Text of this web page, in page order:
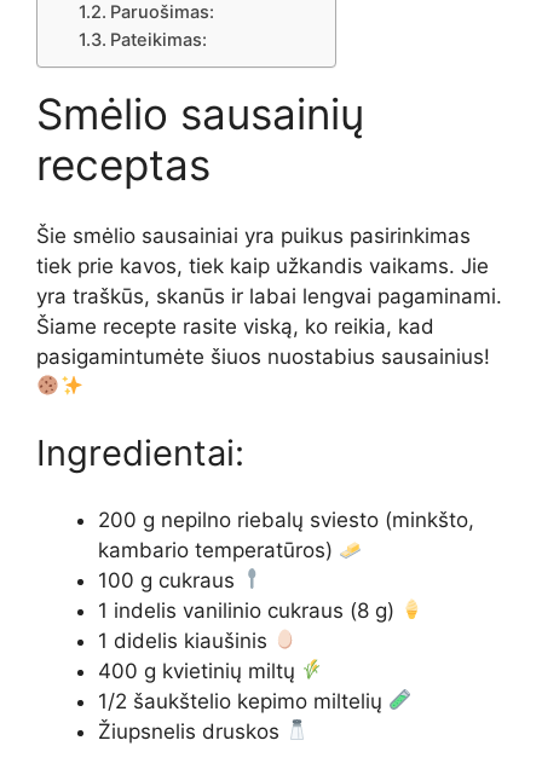
Paruošimas:
Pateikimas:
Smėlio sausainių
receptas
Šie smėlio sausainiai yra puikus pasirinkimas
tiek prie kavos, tiek kaip užkandis vaikams. Jie
yra traškūs, skanūs ir labai lengvai pagaminami.
Šiame recepte rasite viską, ko reikia, kad
pasigamintumėte šiuos nuostabius sausainius!
Ingredientai:
200 g nepilno riebalų sviesto (minkšto,
kambario temperatūros)
100 g cukraus
1 indelis vanilinio cukraus (8 g)
1 didelis kiaušinis
400 g kvietinių miltų
1/2 šaukštelio kepimo miltelių
Žiupsnelis druskos